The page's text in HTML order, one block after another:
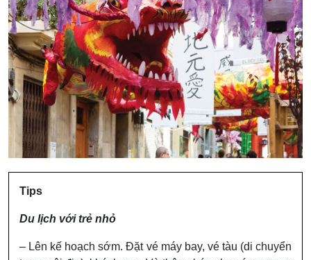
Tips
Du lịch với trẻ nhỏ
– Lên kế hoạch sớm. Đặt vé máy bay, vé tàu (di chuyển